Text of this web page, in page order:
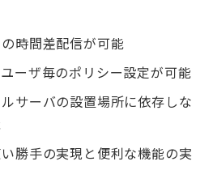
時間差配信が可能
ーザ毎のポリシー設定が可能
サーバの設置場所に依存しな
勝手の実現と便利な機能の実